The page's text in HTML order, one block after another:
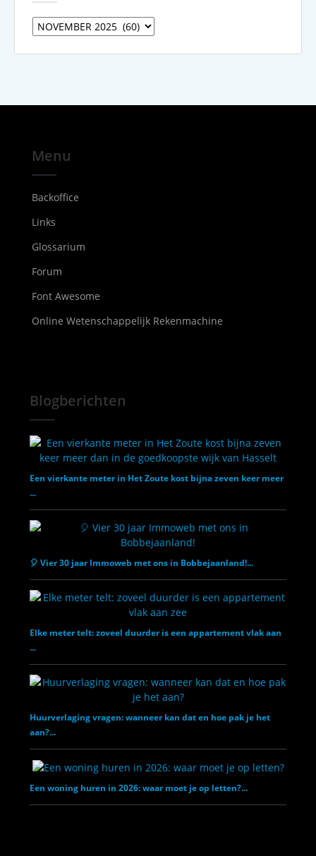
Archieven
Menu
Backoffice
Links
Glossarium
Forum
Font Awesome
Online Wetenschappelijk Rekenmachine
Blogberichten
Een vierkante meter in Het Zoute kost bijna zeven keer meer
...
🎈 Vier 30 jaar Immoweb met ons in Bobbejaanland!...
Elke meter telt: zoveel duurder is een appartement vlak aan
...
Huurverlaging vragen: wanneer kan dat en hoe pak je het
aan?...
Een woning huren in 2026: waar moet je op letten?...